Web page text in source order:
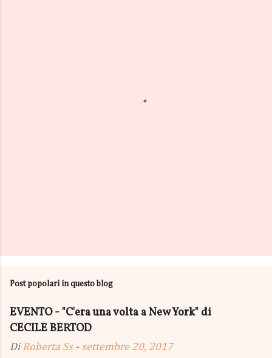
Post popolari in questo blog
EVENTO - "C'era una volta a New York" di
CECILE BERTOD
DiRoberta Ss - settembre 20, 2017